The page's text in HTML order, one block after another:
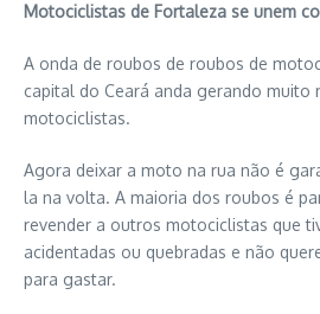
Motociclistas de Fortaleza se unem
A onda de roubos de roubos de
capital do Ceará anda gerando muito
motociclistas.
Agora deixar a moto na rua não é
la na volta. A maioria dos roubos é
revender a outros motociclistas que
acidentadas ou quebradas e não
para gastar.